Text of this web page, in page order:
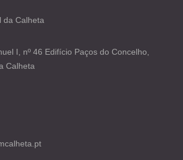
da Calheta
I, nº 46 Edifício Paços do Concelho,
Calheta